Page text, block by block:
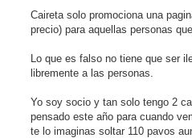
Caireta solo promociona una
precio) para aquellas personas
Lo que es falso no tiene que ser
libremente a las personas.
Yo soy socio y tan solo tengo 2
pensado este año para cuando
te lo imaginas soltar 110 pavos